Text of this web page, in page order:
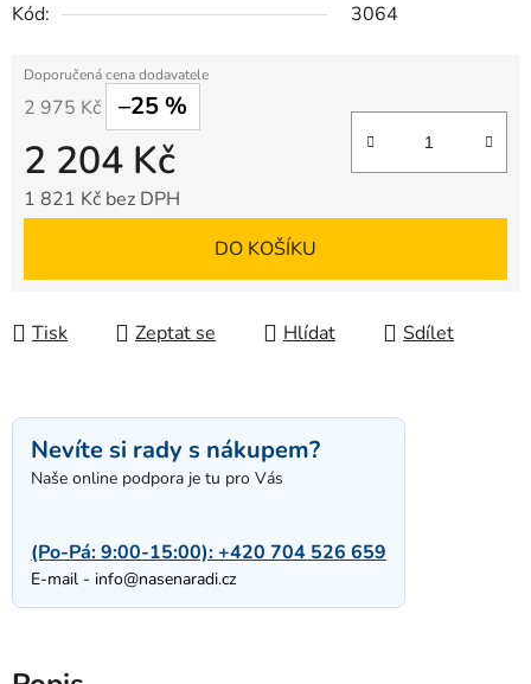
Kód:
3064
2 975 Kč –25 %
2 204 Kč
1 821 Kč bez DPH
DO KOŠÍKU
Tisk Zeptat se Hlídat Sdílet
Nevíte si rady s nákupem?
Naše online podpora je tu pro Vás
(Po-Pá: 9:00-15:00):+420 704 526 659
E-mail - info@nasenaradi.cz